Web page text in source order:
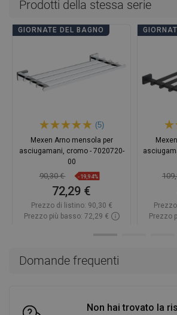
Domande frequenti
Non hai trovato la
Prodotti della stessa serie
GIORNATE DEL BAGNO
(5)
Mexen Arno mensola per
asciugamani, cromo - 7020720-
00
90,30 € -19,94%
72,29 €
Prezzo di listino: 90,30 €
Prezzo più basso: 72,29 €
Prezzo